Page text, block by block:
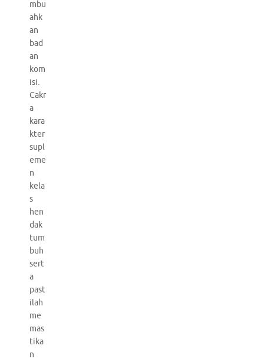
mbu
ahk
an
bad
an
kom
isi.
Cakr
a
kara
kter
supl
eme
n
kela
s
hen
dak
tum
buh
sert
a
past
ilah
me
mas
tika
n